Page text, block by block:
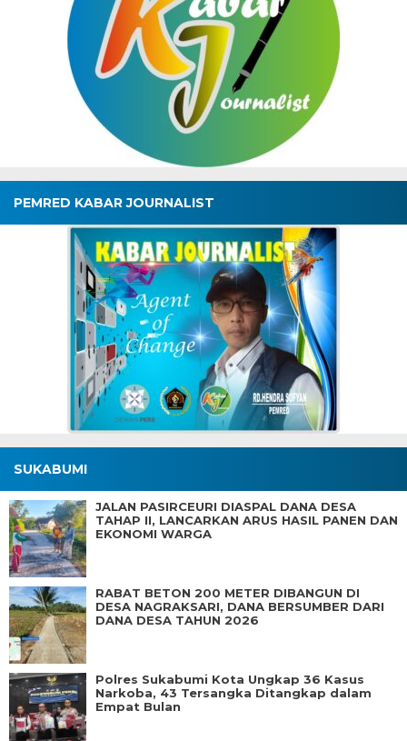
PEMRED KABAR JOURNALIST
SUKABUMI
JALAN PASIRCEURI DIASPAL DANA DESA
TAHAP II, LANCARKAN ARUS HASIL PANEN DAN
EKONOMI WARGA
RABAT BETON 200 METER DIBANGUN DI
DESA NAGRAKSARI, DANA BERSUMBER DARI
DANA DESA TAHUN 2026
Polres Sukabumi Kota Ungkap 36 Kasus
Narkoba, 43 Tersangka Ditangkap dalam
Empat Bulan